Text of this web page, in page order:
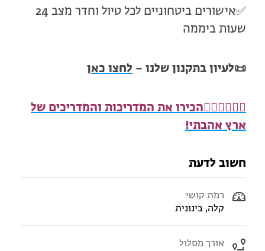
✅אישורים ביטחוניים לכל טיול וחדר מצב 24
שעות ביממה
📜לעיון בתקנון שלנו – לחצו כאן
🧍🏻‍♂️
🧍🏾‍♀️ הכירו את המדריכות והמדריכים של
ארץ אהבתי!
חשוב לדעת
רמת קושי
קלה, בינונית
אורך מסלול